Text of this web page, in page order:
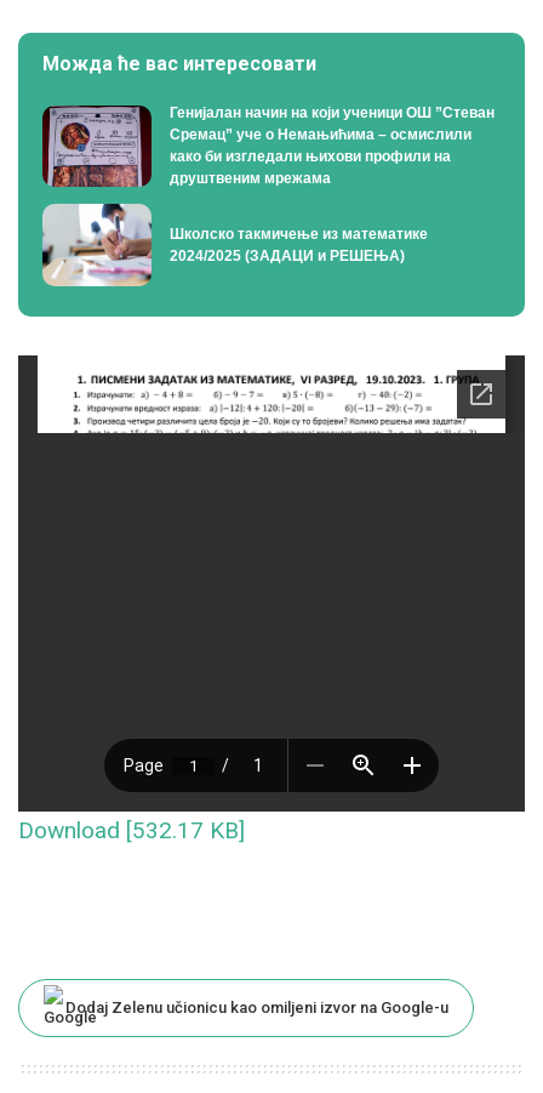
Можда ће вас интересовати
Генијалан начин на који ученици ОШ ”Стеван
Сремац” уче о Немањићима – осмислили
како би изгледали њихови профили на
друштвеним мрежама
Школско такмичење из математике
2024/2025 (ЗАДАЦИ и РЕШЕЊА)
Download [532.17 KB]
Dodaj Zelenu učionicu kao omiljeni izvor na Google-u